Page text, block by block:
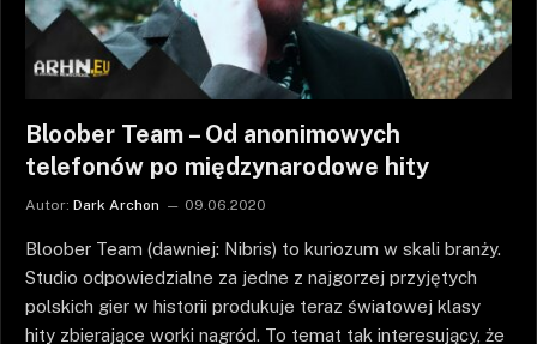
Bloober Team – Od anonimowych
telefonów po międzynarodowe hity
Autor: Dark Archon 09.06.2020
Bloober Team (dawniej: Nibris) to kuriozum w skali branży.
Studio odpowiedzialne za jedne z najgorzej przyjętych
polskich gier w historii produkuje teraz światowej klasy
hity zbierające worki nagród. To temat tak interesujący, że